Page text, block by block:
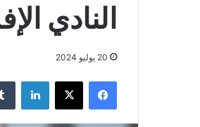
النادي
20 يوليو 2024
فيسبوك ‫X